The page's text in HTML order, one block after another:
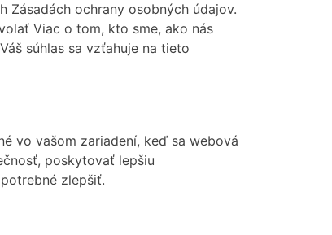
Zásadách ochrany osobných údajov.
Viac o tom, kto sme, ako nás
súhlas sa vzťahuje na tieto
vo vašom zariadení, keď sa webová
poskytovať lepšiu
zlepšiť.